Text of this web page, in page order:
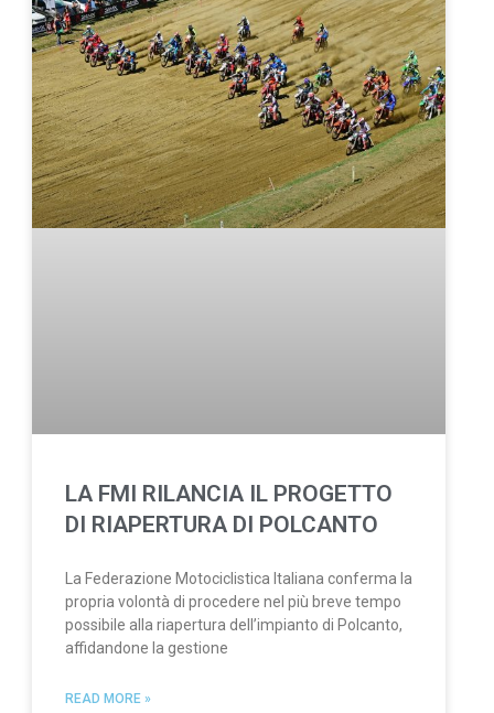
LA FMI RILANCIA IL PROGETTO
DI RIAPERTURA DI POLCANTO
La Federazione Motociclistica Italiana conferma la
propria volontà di procedere nel più breve tempo
possibile alla riapertura dell’impianto di Polcanto,
affidandone la gestione
READ MORE »